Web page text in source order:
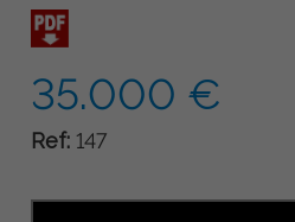
35.000 €
Ref: 147